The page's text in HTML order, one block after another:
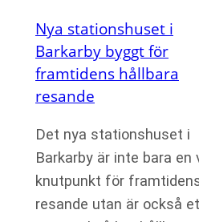
Nya stationshuset i
Barkarby byggt för
framtidens hållbara
resande
Det nya stationshuset i
Barkarby är inte bara en
knutpunkt för
resande utan är också